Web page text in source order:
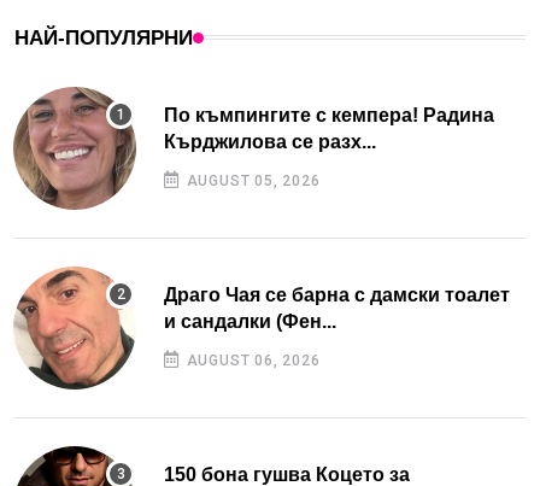
НАЙ-ПОПУЛЯРНИ
По къмпингите с кемпера! Радина
Кърджилова се разх...
AUGUST 05, 2026
Драго Чая се барна с дамски тоалет
и сандалки (Фен...
AUGUST 06, 2026
150 бона гушва Коцето за